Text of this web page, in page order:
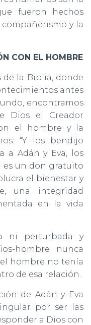
fueron hechos
y la
CON EL HOMBRE
la Biblia, donde
antes
encontramos
Dios el Creador
el hombre y la
“Y los bendijo
a Adán y Eva, los
es un don gratuito
el bienestar y
una integridad
en la vida
ni perturbada y
hombre nunca
hombre no tenía
de esa relación.
de Adán y Eva
por ser las
a Dios con